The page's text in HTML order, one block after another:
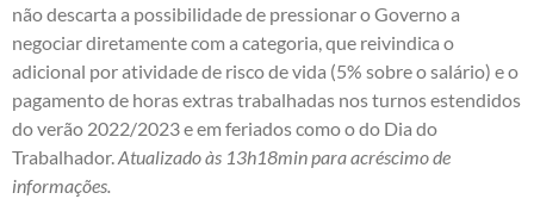
não descarta a possibilidade de pressionar o Governo a
negociar diretamente com a categoria, que reivindica o
adicional por atividade de risco de vida (5% sobre o salário) e o
pagamento de horas extras trabalhadas nos turnos estendidos
do verão 2022/2023 e em feriados como o do Dia do
Trabalhador.Atualizado às 13h18min para acréscimo de
informações.